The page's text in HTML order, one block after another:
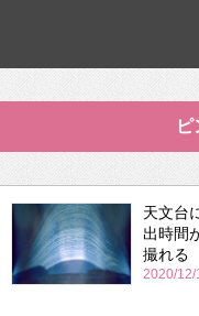
天文台
出時間
撮れる
2020/12/